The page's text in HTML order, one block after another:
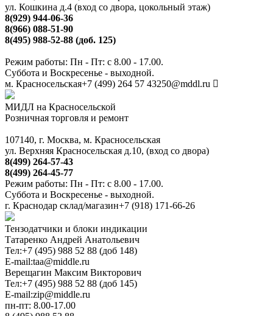
ул. Кошкина д.4 (вход со двора, цокольный этаж)
8(929) 944-06-36
8(966) 088-51-90
8(495) 988-52-88 (доб. 125)
Режим работы: Пн - Пт: с 8.00 - 17.00.
Суббота и Воскресенье - выходной.
м. Красносельская+7 (499) 264 57 43250@mddl.ru
МИДЛ на Красносельской
Розничная торговля и ремонт
107140, г. Москва, м. Красносельская
ул. Верхняя Красносельская д.10, (вход со двора)
8(499) 264-57-43
8(499) 264-45-77
Режим работы: Пн - Пт: с 8.00 - 17.00.
Суббота и Воскресенье - выходной.
г. Краснодар склад/магазин+7 (918) 171-66-26
Тензодатчики и блоки индикации
Татаренко Андрей Анатольевич
Тел:+7 (495) 988 52 88 (доб 148)
E-mail:taa@middle.ru
Верещагин Максим Викторович
Тел:+7 (495) 988 52 88 (доб 145)
E-mail:zip@middle.ru
пн-пт: 8.00-17.00